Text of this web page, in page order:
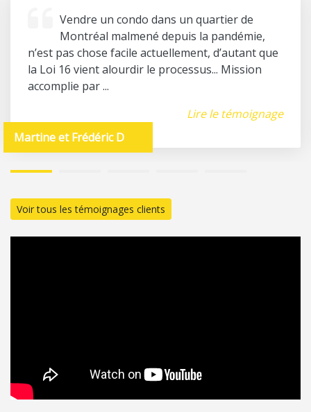
Vendre un condo dans un quartier de
Montréal malmené depuis la pandémie,
n’est pas chose facile actuellement, d’autant que
la Loi 16 vient alourdir le processus... Mission
accomplie par ...
Lire le témoignage
Martine et Frédéric D
Voir tous les témoignages clients